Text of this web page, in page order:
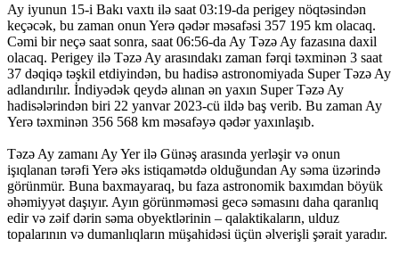
Ay iyunun 15-i Bakı vaxtı ilə saat 03:19-da perigey nöqtəsindən
keçəcək, bu zaman onun Yerə qədər məsafəsi 357 195 km olacaq.
Cəmi bir neçə saat sonra, saat 06:56-da Ay Təzə Ay fazasına daxil
olacaq. Perigey ilə Təzə Ay arasındakı zaman fərqi təxminən 3 saat
37 dəqiqə təşkil etdiyindən, bu hadisə astronomiyada Super Təzə Ay
adlandırılır. İndiyədək qeydə alınan ən yaxın Super Təzə Ay
hadisələrindən biri 22 yanvar 2023-cü ildə baş verib. Bu zaman Ay
Yerə təxminən 356 568 km məsafəyə qədər yaxınlaşıb.
Təzə Ay zamanı Ay Yer ilə Günəş arasında yerləşir və onun
işıqlanan tərəfi Yerə əks istiqamətdə olduğundan Ay səma üzərində
görünmür. Buna baxmayaraq, bu faza astronomik baxımdan böyük
əhəmiyyət daşıyır. Ayın görünməməsi gecə səmasını daha qaranlıq
edir və zəif dərin səma obyektlərinin – qalaktikaların, ulduz
topalarının və dumanlıqların müşahidəsi üçün əlverişli şərait yaradır.